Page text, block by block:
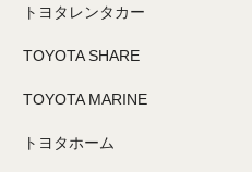
トヨタレンタカー
TOYOTA SHARE
TOYOTA MARINE
トヨタホーム